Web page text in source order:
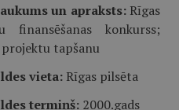
un apraksts:Rīgas
konkurss;
tapšanu
vieta: Rīgas pilsēta
termiņš: 2000.gads